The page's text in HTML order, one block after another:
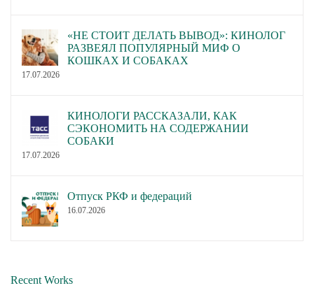
«НЕ СТОИТ ДЕЛАТЬ ВЫВОД»: КИНОЛОГ
РАЗВЕЯЛ ПОПУЛЯРНЫЙ МИФ О
КОШКАХ И СОБАКАХ
17.07.2026
КИНОЛОГИ РАССКАЗАЛИ, КАК
СЭКОНОМИТЬ НА СОДЕРЖАНИИ
СОБАКИ
17.07.2026
Отпуск РКФ и федераций
16.07.2026
Recent Works